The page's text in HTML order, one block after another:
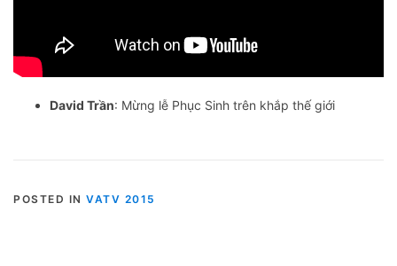
David Trần: Mừng lễ Phục Sinh trên khắp thế giới
POSTED IN VATV 2015